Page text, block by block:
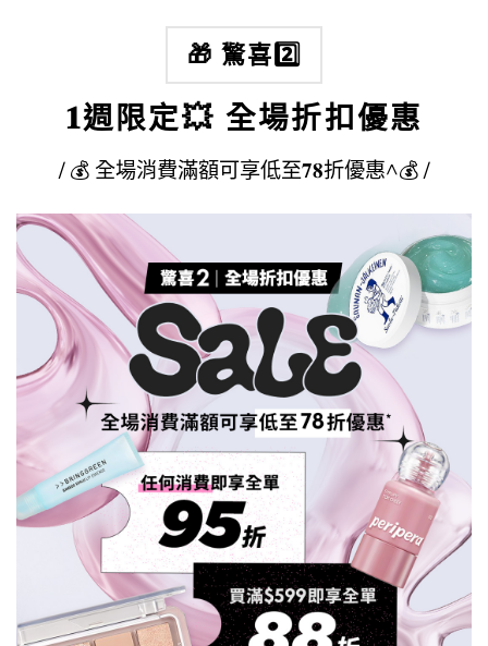
🎁 驚喜2️⃣
𝟏週限定💥 全場折扣優惠
​​​/ 💰 全場消費滿額可享低至𝟕𝟖折​優惠^💰 /